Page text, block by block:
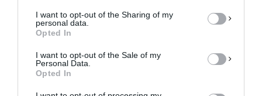
I want to opt-out of the Sharing of my
personal data.
Opted In
I want to opt-out of the Sale of my
Personal Data.
Opted In
ΠΡΟΒΟΛΉ ΠΡΟΤΙΜΉΣΕΩΝ
Πολιτική Cookies
ac
e
as
to
E
m
Μ
οι
elassona ΑΓΡΟΤΙΚΑ ΠΡΟΙΟΝΤΑ